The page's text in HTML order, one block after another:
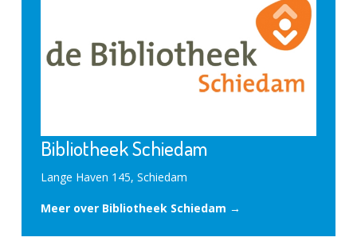
Bibliotheek Schiedam
Lange Haven 145, Schiedam
Meer over Bibliotheek Schiedam →